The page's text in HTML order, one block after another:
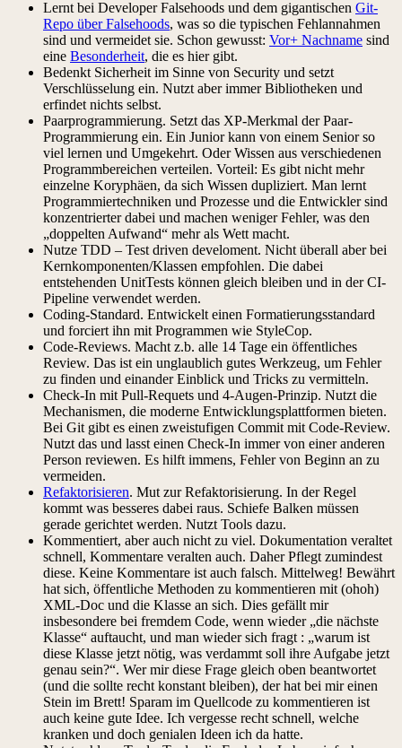
Lernt bei Developer Falsehoods und dem gigantischen Git-
Repo über Falsehoods, was so die typischen Fehlannahmen
sind und vermeidet sie. Schon gewusst: Vor+ Nachname sind
eine Besonderheit, die es hier gibt.
Bedenkt Sicherheit im Sinne von Security und setzt
Verschlüsselung ein. Nutzt aber immer Bibliotheken und
erfindet nichts selbst.
Paarprogrammierung. Setzt das XP-Merkmal der Paar-
Programmierung ein. Ein Junior kann von einem Senior so
viel lernen und Umgekehrt. Oder Wissen aus verschiedenen
Programmbereichen verteilen. Vorteil: Es gibt nicht mehr
einzelne Koryphäen, da sich Wissen dupliziert. Man lernt
Programmiertechniken und Prozesse und die Entwickler sind
konzentrierter dabei und machen weniger Fehler, was den
„doppelten Aufwand“ mehr als Wett macht.
Nutze TDD – Test driven develoment. Nicht überall aber bei
Kernkomponenten/Klassen empfohlen. Die dabei
entstehenden UnitTests können gleich bleiben und in der CI-
Pipeline verwendet werden.
Coding-Standard. Entwickelt einen Formatierungsstandard
und forciert ihn mit Programmen wie StyleCop.
Code-Reviews. Macht z.b. alle 14 Tage ein öffentliches
Review. Das ist ein unglaublich gutes Werkzeug, um Fehler
zu finden und einander Einblick und Tricks zu vermitteln.
Check-In mit Pull-Requets und 4-Augen-Prinzip. Nutzt die
Mechanismen, die moderne Entwicklungsplattformen bieten.
Bei Git gibt es einen zweistufigen Commit mit Code-Review.
Nutzt das und lasst einen Check-In immer von einer anderen
Person reviewen. Es hilft immens, Fehler von Beginn an zu
vermeiden.
Refaktorisieren. Mut zur Refaktorisierung. In der Regel
kommt was besseres dabei raus. Schiefe Balken müssen
gerade gerichtet werden. Nutzt Tools dazu.
Kommentiert, aber auch nicht zu viel. Dokumentation veraltet
schnell, Kommentare veralten auch. Daher Pflegt zumindest
diese. Keine Kommentare ist auch falsch. Mittelweg! Bewährt
hat sich, öffentliche Methoden zu kommentieren mit (ohoh)
XML-Doc und die Klasse an sich. Dies gefällt mir
insbesondere bei fremdem Code, wenn wieder „die nächste
Klasse“ auftaucht, und man wieder sich fragt : „warum ist
diese Klasse jetzt nötig, was verdammt soll ihre Aufgabe jetzt
genau sein?“. Wer mir diese Frage gleich oben beantwortet
(und die sollte recht konstant bleiben), der hat bei mir einen
Stein im Brett! Sparam im Quellcode zu kommentieren ist
auch keine gute Idee. Ich vergesse recht schnell, welche
kranken und doch genialen Ideen ich da hatte.